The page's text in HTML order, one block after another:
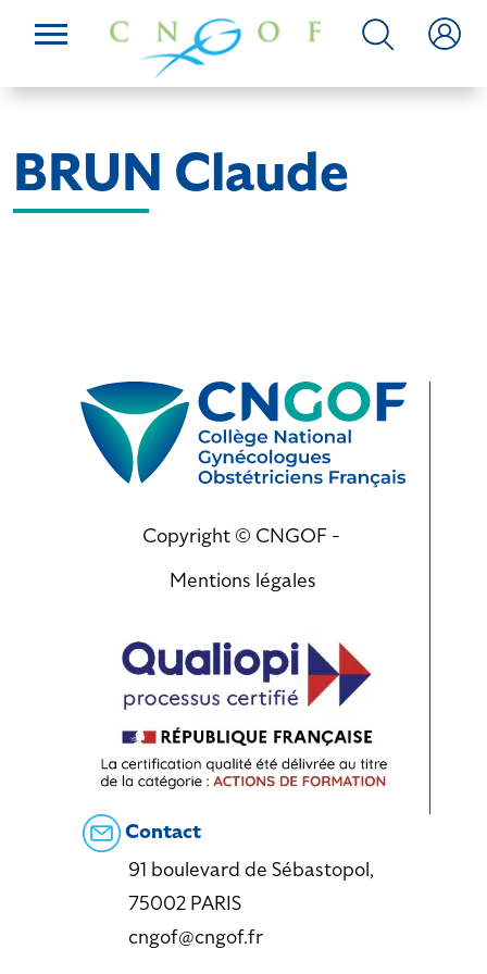
BRUN Claude
Copyright © CNGOF -
Mentions légales
Contact
91 boulevard de Sébastopol,
75002 PARIS
cngof@cngof.fr